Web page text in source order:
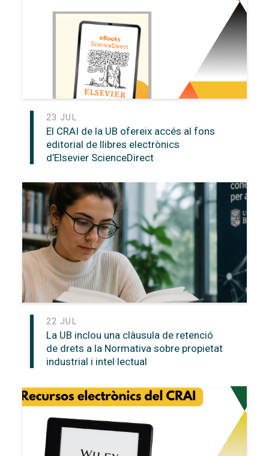
23 JUL
El CRAI de la UB ofereix accés al fons
editorial de llibres electrònics
d’Elsevier ScienceDirect
22 JUL
La UB inclou una clàusula de retenció
de drets a la Normativa sobre propietat
industrial i intel·lectual